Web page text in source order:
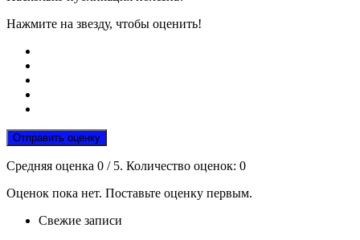
Нажмите на звезду, чтобы оценить!
Отправить оценку
Средняя оценка 0 / 5. Количество оценок: 0
Оценок пока нет. Поставьте оценку первым.
Свежие записи